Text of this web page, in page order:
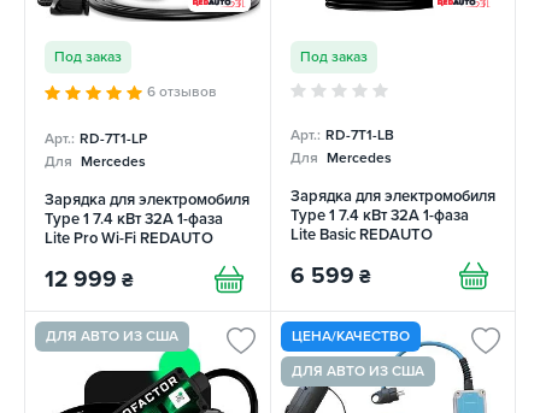
Под заказ
6 отзывов
Арт.: RD-7T1-LP
Для Mercedes
Зарядка для электромобиля
Type 1 7.4 кВт 32А 1-фаза
Lite Pro Wi-Fi REDAUTO
12 999 ₴
Под заказ
Арт.: RD-7T1-LB
Для Mercedes
Зарядка для электромобиля
Type 1 7.4 кВт 32А 1-фаза
Lite Basic REDAUTO
6 599 ₴
ДЛЯ АВТО ИЗ США ЦЕНА/КАЧЕСТВО
ДЛЯ АВТО ИЗ США